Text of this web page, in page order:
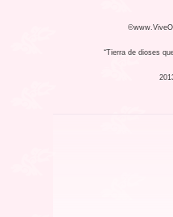
“Tierra de dioses